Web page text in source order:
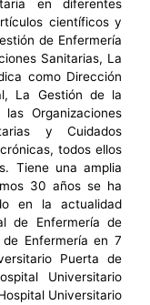
en diferentes
científicos y
de Enfermería
Sanitarias, La
como Dirección
La Gestión de la
Organizaciones
y Cuidados
todos ellos
Tiene una amplia
30 años se ha
en la actualidad
de Enfermería de
Enfermería en 7
Puerta de
Universitario
Universitario